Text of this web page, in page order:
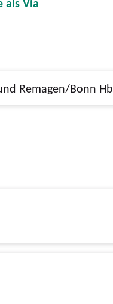
Ahrbrück und Remagen/Bonn